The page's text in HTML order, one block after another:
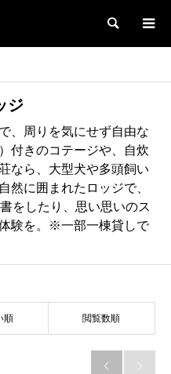
検索
ジ
、周りを気にせず自由な
付きのコテージや、自炊
なら、大型犬や多頭飼い
然に囲まれたロッジで、
をしたり、思い思いのス
験を。※一部一棟貸しで
順 閲覧数順
 